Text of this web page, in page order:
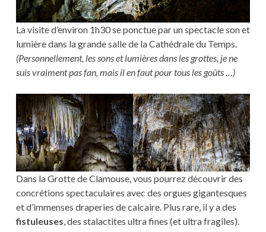
La visite d’environ 1h30 se ponctue par un spectacle son et
lumière dans la grande salle de la Cathédrale du Temps.
(Personnellement, les sons et lumières dans les grottes, je ne
suis vraiment pas fan, mais il en faut pour tous les goûts …)
Dans la Grotte de Clamouse, vous pourrez découvrir des
concrétions spectaculaires avec des orgues gigantesques
et d’immenses draperies de calcaire. Plus rare, il y a des
fistuleuses, des stalactites ultra fines (et ultra fragiles).